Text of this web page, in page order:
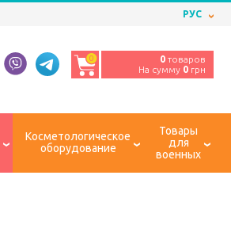
РУС
0 0 товаров
На сумму 0 грн
Косметологическое
оборудование
Товары
для
военных